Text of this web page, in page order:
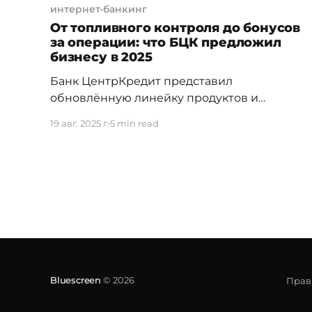
интернет-банкинг
От топливного контроля до бонусов
за операции: что БЦК предложил
бизнесу в 2025
Банк ЦентрКредит представил
обновлённую линейку продуктов и
19 авг. 2025 г.5 min read
Bluescreen © 2026